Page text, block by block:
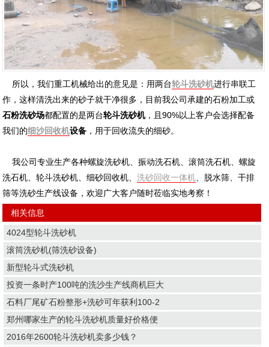
所以，我们重工机械给出的意见是：用两台轮斗洗砂机进行串联工
作，这样清洗出来的砂子就干净很多，目前我公司承建的石粉加工或
石粉洗砂场都配置的是两台轮斗洗砂机，且90%以上客户会选择配备
我们的细沙回收机设备 ，用于回收流失的细砂。
我公司专业生产各种螺旋洗砂机、振动洗石机、滚筒洗石机、螺旋
洗石机、轮斗洗砂机、细砂回收机、洗砂回收一体机 、脱水筛、干排
筛等洗砂生产线设备，欢迎广大客户随时莅临实地考察！
相关信息
4024型轮斗洗砂机
滚筒洗砂机(筛洗砂设备)
新型轮斗式洗砂机
投资一条时产100吨的洗沙生产线商机巨大
石料厂尾矿石粉整形+洗砂可年获利100-2
郑州哪家生产的轮斗洗砂机质量好价格便
2016年2600轮斗洗砂机卖多少钱？